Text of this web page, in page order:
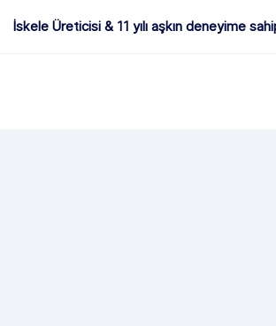
İskele Üreticisi & 11 yılı aşkın deneyime